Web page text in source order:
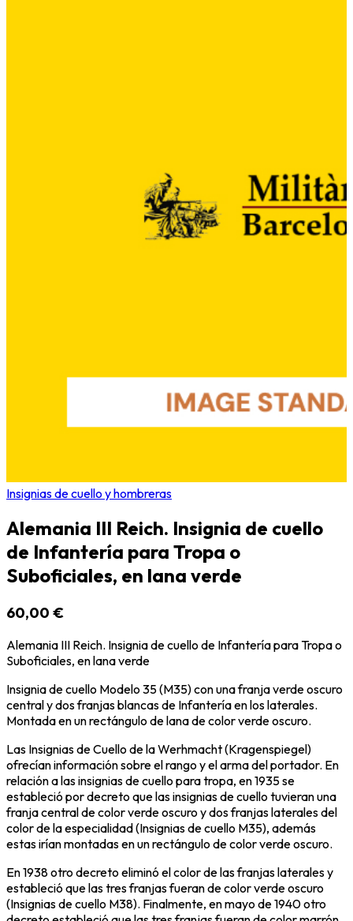
Insignias de cuello y hombreras
Alemania III Reich. Insignia de cuello
de Infantería para Tropa o
Suboficiales, en lana verde
60,00 €
Alemania III Reich. Insignia de cuello de Infantería para Tropa o
Suboficiales, en lana verde
Insignia de cuello Modelo 35 (M35) con una franja verde oscuro
central y dos franjas blancas de Infantería en los laterales.
Montada en un rectángulo de lana de color verde oscuro.
Las Insignias de Cuello de la Werhmacht (Kragenspiegel)
ofrecían información sobre el rango y el arma del portador. En
relación a las insignias de cuello para tropa, en 1935 se
estableció por decreto que las insignias de cuello tuvieran una
franja central de color verde oscuro y dos franjas laterales del
color de la especialidad (Insignias de cuello M35), además
estas irían montadas en un rectángulo de color verde oscuro.
En 1938 otro decreto eliminó el color de las franjas laterales y
estableció que las tres franjas fueran de color verde oscuro
(Insignias de cuello M38). Finalmente, en mayo de 1940 otro